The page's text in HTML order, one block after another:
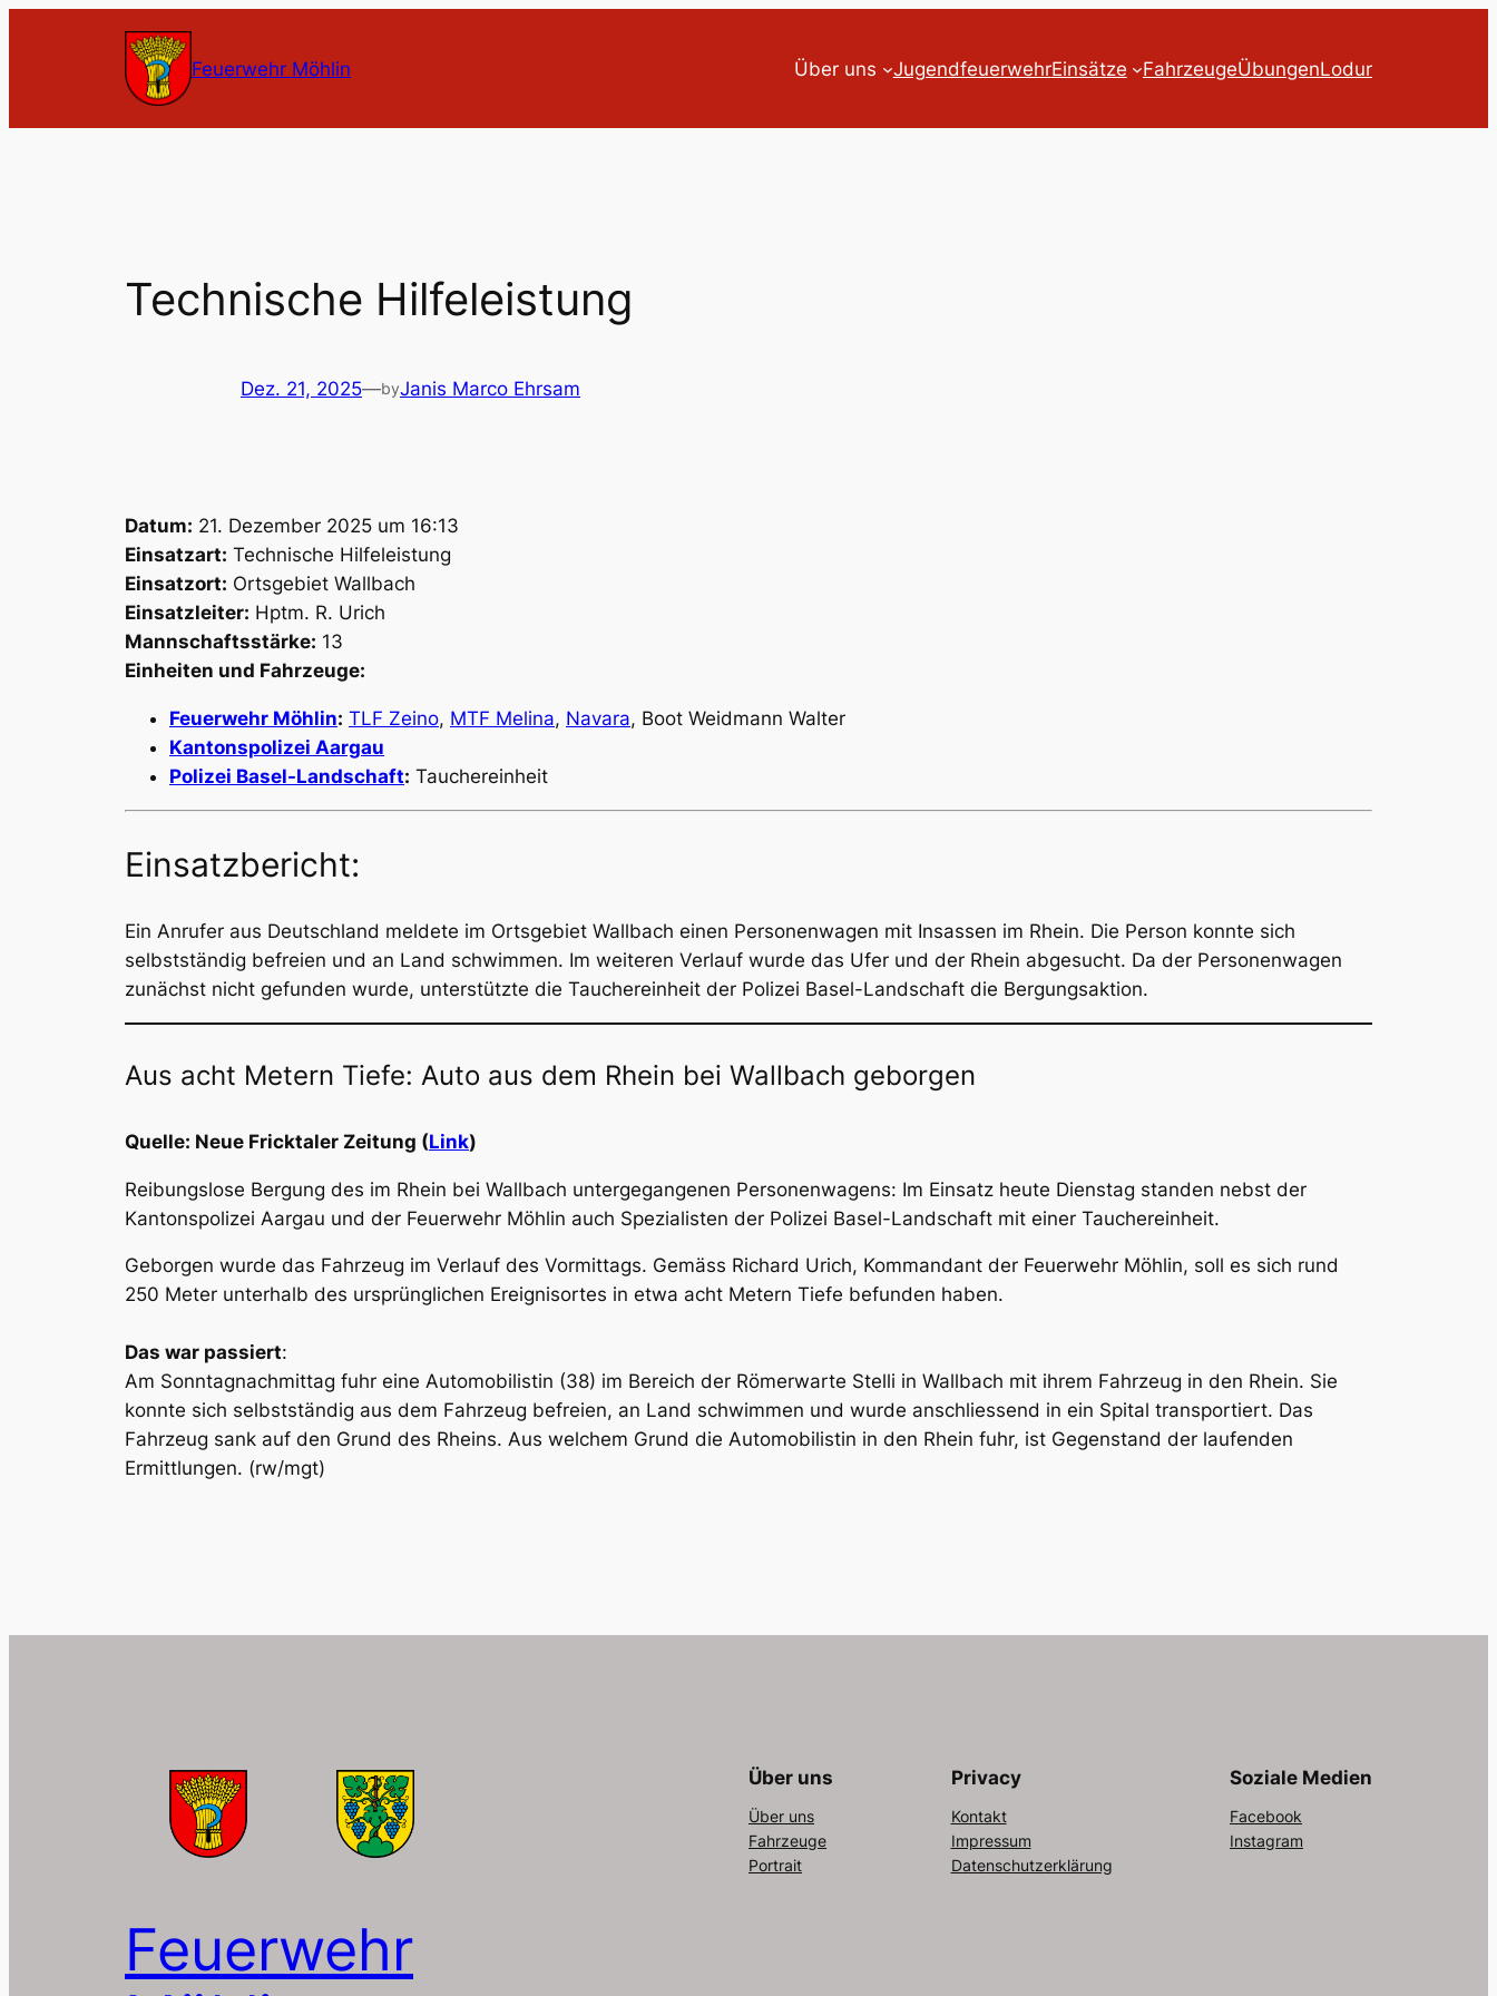
Feuerwehr Möhlin Über uns JugendfeuerwehrEinsätze FahrzeugeÜbungenLodur
Technische Hilfeleistung
Dez. 21, 2025—byJanis Marco Ehrsam
Datum: 21. Dezember 2025 um 16:13
Einsatzart: Technische Hilfeleistung
Einsatzort: Ortsgebiet Wallbach
Einsatzleiter: Hptm. R. Urich
Mannschaftsstärke: 13
Einheiten und Fahrzeuge:
Feuerwehr Möhlin: TLF Zeino, MTF Melina, Navara, Boot Weidmann Walter
Kantonspolizei Aargau
Polizei Basel-Landschaft: Tauchereinheit
Einsatzbericht:
Ein Anrufer aus Deutschland meldete im Ortsgebiet Wallbach einen Personenwagen mit Insassen im Rhein. Die Person konnte sich
selbstständig befreien und an Land schwimmen. Im weiteren Verlauf wurde das Ufer und der Rhein abgesucht. Da der Personenwagen
zunächst nicht gefunden wurde, unterstützte die Tauchereinheit der Polizei Basel-Landschaft die Bergungsaktion.
Aus acht Metern Tiefe: Auto aus dem Rhein bei Wallbach geborgen
Quelle: Neue Fricktaler Zeitung (Link)
Reibungslose Bergung des im Rhein bei Wallbach untergegangenen Personenwagens: Im Einsatz heute Dienstag standen nebst der
Kantonspolizei Aargau und der Feuerwehr Möhlin auch Spezialisten der Polizei Basel-Landschaft mit einer Tauchereinheit.
Geborgen wurde das Fahrzeug im Verlauf des Vormittags. Gemäss Richard Urich, Kommandant der Feuerwehr Möhlin, soll es sich rund
250 Meter unterhalb des ursprünglichen Ereignisortes in etwa acht Metern Tiefe befunden haben.
Das war passiert:
Am Sonntagnachmittag fuhr eine Automobilistin (38) im Bereich der Römerwarte Stelli in Wallbach mit ihrem Fahrzeug in den Rhein. Sie
konnte sich selbstständig aus dem Fahrzeug befreien, an Land schwimmen und wurde anschliessend in ein Spital transportiert. Das
Fahrzeug sank auf den Grund des Rheins. Aus welchem Grund die Automobilistin in den Rhein fuhr, ist Gegenstand der laufenden
Ermittlungen. (rw/mgt)
Feuerwehr
Über uns
Über uns
Fahrzeuge
Portrait
Privacy
Kontakt
Impressum
Datenschutzerklärung
Soziale Medien
Facebook
Instagram